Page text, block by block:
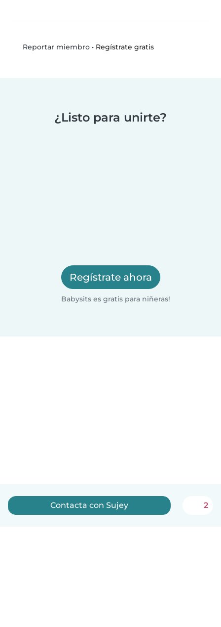
Reportar miembro• Regístrate gratis
¿Listo para unirte?
Regístrate ahora
Babysits es gratis para niñeras!
Contacta con Sujey 2